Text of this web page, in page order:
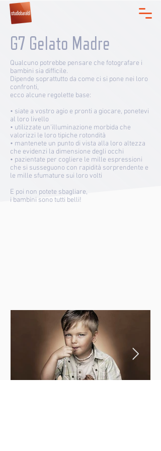
G7 Gelato Madre
Qualcuno potrebbe pensare che fotografare i
bambini sia difficile.
Dipende soprattutto da come ci si pone nei loro
confronti,
ecco alcune regolette base:
• siate a vostro agio e pronti a giocare, ponetevi
al loro livello
• utilizzate un’illuminazione morbida che
valorizzi le loro tipiche rotondità
• mantenete un punto di vista alla loro altezza
che evidenzi la dimensione degli occhi
• pazientate per cogliere le mille espressioni
che si susseguono con rapidità sorprendente e
le mille sfumature sui loro volti
E poi non potete sbagliare,
i bambini sono tutti belli!